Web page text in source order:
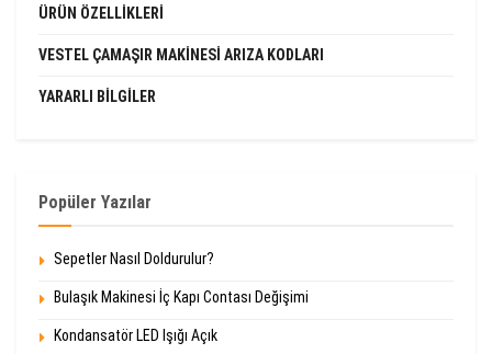
ÜRÜN ÖZELLIKLERI
VESTEL ÇAMAŞIR MAKINESI ARIZA KODLARI
YARARLI BILGILER
Popüler Yazılar
Sepetler Nasıl Doldurulur?
Bulaşık Makinesi İç Kapı Contası Değişimi
Kondansatör LED Işığı Açık